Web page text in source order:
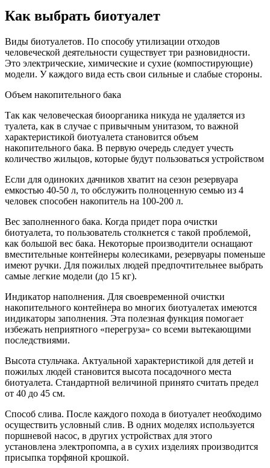
Как выбрать биотуалет
Виды биотуалетов. По способу утилизации отходов
человеческой деятельности существует три разновидности.
Это электрические, химические и сухие (компостирующие)
модели. У каждого вида есть свои сильные и слабые стороны.
Объем накопительного бака
Так как человеческая биоорганика никуда не удаляется из
туалета, как в случае с привычным унитазом, то важной
характеристикой биотуалета становится объем
накопительного бака. В первую очередь следует учесть
количество жильцов, которые будут пользоваться устройством
Если для одиноких дачников хватит на сезон резервуара
емкостью 40-50 л, то обслужить полноценную семью из 4
человек способен накопитель на 100-200 л.
Вес заполненного бака. Когда придет пора очистки
биотуалета, то пользователь столкнется с такой проблемой,
как большой вес бака. Некоторые производители оснащают
вместительные контейнеры колесиками, резервуары поменьше
имеют ручки. Для пожилых людей предпочтительнее выбрать
самые легкие модели (до 15 кг).
Индикатор наполнения. Для своевременной очистки
накопительного контейнера во многих биотуалетах имеются
индикаторы заполнения. Эта полезная функция помогает
избежать неприятного «перегруза» со всеми вытекающими
последствиями.
Высота стульчака. Актуальной характеристикой для детей и
пожилых людей становится высота посадочного места
биотуалета. Стандартной величиной принято считать предел
от 40 до 45 см.
Способ слива. После каждого похода в биотуалет необходимо
осуществить условный слив. В одних моделях используется
поршневой насос, в других устройствах для этого
установлена электропомпа, а в сухих изделиях производится
присыпка торфяной крошкой.